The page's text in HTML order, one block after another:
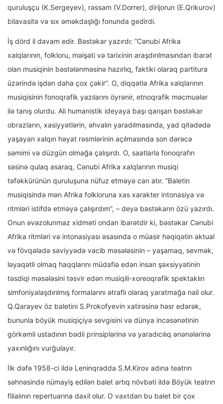
quruluşçu (K.Sergeyev), rəssam (V.Dorrer), dirijorun (E.Qrikurov)
bilavasitə və sıx əməkdaşlığı fonunda gedirdi.
İş dörd il davam edir. Bəstəkar yazırdı: “Cənubi Afrika
xalqlarının, folkloru, məişəti və tarixinin araşdırılmasından ibarət
olan musiqinin bəstələnməsinə hazırlıq, faktiki olaraq partitura
üzərində işdən daha çox çəkir”. O, diqqətlə Afrika xalqlarının
musiqisinin fonoqrafik yazılarını öyrənir, etnoqrafik məcmuələr
ilə tanış olurdu. Ali humanistik ideyaya başı qarışan bəstəkar
obrazların, xasiyyətlərin, əhvalın yaradılmasında, yad qitədədə
yaşayan xalqın həyat rəsmlərinin açılmasında son dərəcə
səmimi və düzgün olmağa çalışırdı. O, saatlarla fonoqrafın
səsinə qulaq asaraq, Cənubi Afrika xalqlarının musiqi
təfəkkürünün quruluşuna nüfuz etməyə can atır. “Baletin
musiqisində mən Afrika folkloruna xas xarakter intonasiya və
ritmləri istifdə etməyə çalışırdım”, – deyə bəstəkarın özü yazırdı.
Onun əvəzolunmaz xidməti ondan ibarətdir ki, bəstəkar Cənubi
Afrika ritmləri və intonasiyası əsasında o müasir həqiqətin aktual
və fövqəladə səviyyədə vacib məsələsinin – yaşamaq, sevmək,
ləyaqətli olmaq haqqlarını müdafiə edən insan şəxsiyyətinin
təsdiqi məsələsini təsvir edən musiqili-xoreoqrafik spektaklın
simfoniyalaşdırılmış formalarını ətraflı olaraq yaratmağa nail olur.
Q.Qarayev öz baletini S.Prokofyevin xatirəsinə həsr edərək,
bununla böyük musiqiçiyə sevgisini və dünya incəsənətinin
görkəmli ustadının bədii prinsiplərinə və yaradıcılıq ənənələrinə
yaxınlığını vurğulayır.
İlk dəfə 1958-ci ildə Leninqradda S.M.Kirov adına teatrın
səhnəsində nümayiş edilən balet artıq növbəti ildə Böyük teatrın
filialının repertuarına daxil olur. O vaxtdan bu balet bir çox